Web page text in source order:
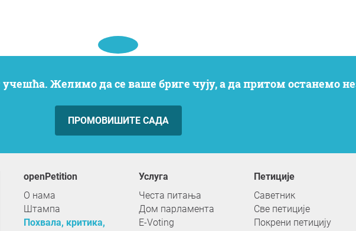
учешћа. Желимо да се ваше бриге чују, а да притом останемо
ПРОМОВИШИТЕ САДА
openPetition
О нама
Штампа
Похвала, критика,
услуга
Честа питања
Дом парламента
E-Voting
Петиције
Саветник
Све петиције
Покрени петицију